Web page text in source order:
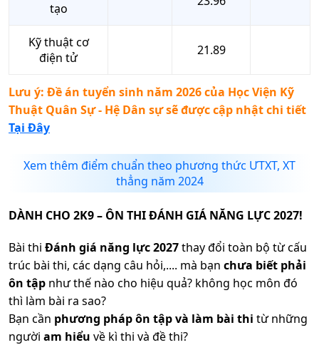
tạo
Kỹ thuật cơ
điện tử
21.89
Lưu ý: Đề án tuyển sinh năm 2026 của Học Viện Kỹ
Thuật Quân Sự - Hệ Dân sựsẽ được cập nhật chi tiết
Tại Đây
Xem thêm điểm chuẩn theo phương thức ƯTXT, XT
thẳng năm 2024
DÀNH CHO 2K9 – ÔN THI ĐÁNH GIÁ NĂNG LỰC 2027!
Bài thi Đánh giá năng lực 2027thay đổi toàn bộ từ cấu
trúc bài thi, các dạng câu hỏi,.... mà bạn chưa biết phải
ôn tập như thế nào cho hiệu quả? không học môn đó
thì làm bài ra sao?
Bạn cần phương pháp ôn tập và làm bài thi từ những
người am hiểu về kì thi và đề thi?